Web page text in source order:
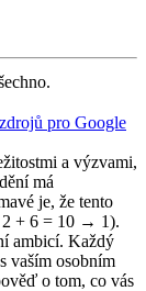
pro Google
a výzvami,
má
je, že tento
2 + 6 = 10 → 1).
ambicí. Každý
vaším osobním
o tom, co vás